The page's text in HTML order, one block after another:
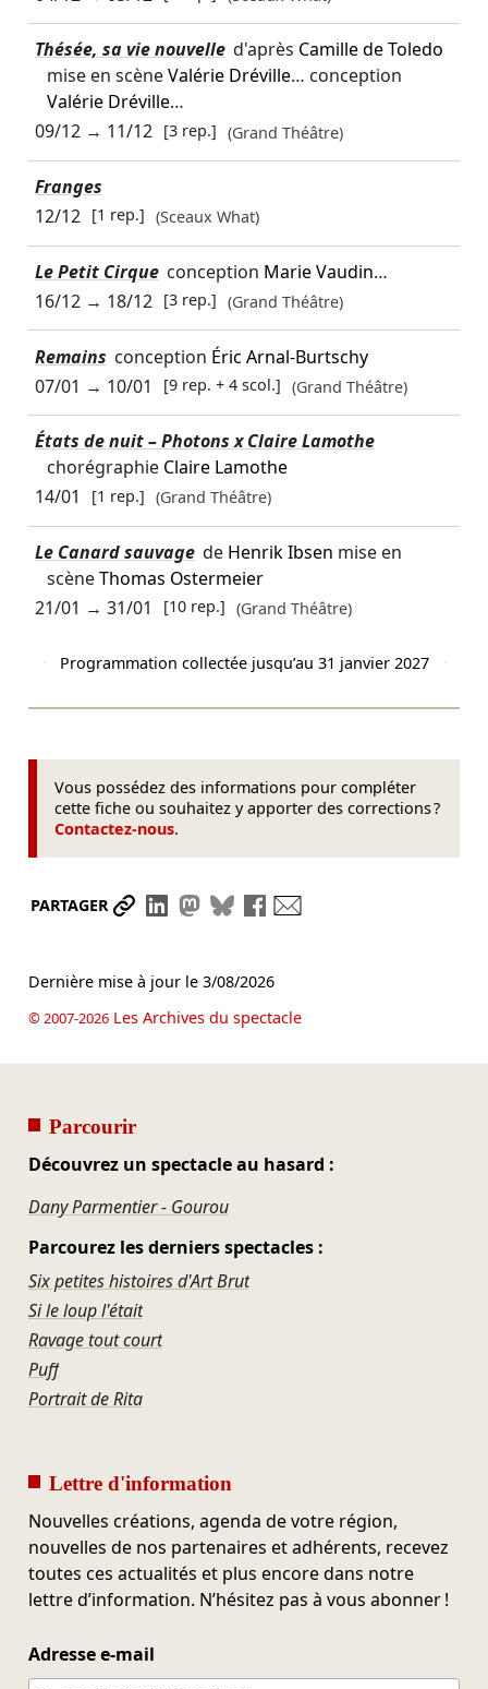
Thésée, sa vie nouvelle d'après Camille de Toledo
mise en scèneValérie Dréville… conception
Valérie Dréville…
09/12→ 11/12 [3 rep.] (Grand Théâtre)
Franges
12/12 [1 rep.] (Sceaux What)
Le Petit Cirque conception Marie Vaudin…
16/12→ 18/12 [3 rep.] (Grand Théâtre)
Remains conception Éric Arnal-Burtschy
07/01 → 10/01 [9 rep. + 4 scol.] (Grand Théâtre)
États de nuit – Photons x Claire Lamothe
chorégraphie Claire Lamothe
14/01
[1 rep.] (Grand Théâtre)
Le Canard sauvage de Henrik Ibsen mise en
scèneThomas Ostermeier
21/01 → 31/01 [10 rep.] (Grand Théâtre)
Programmation collectée jusqu’au 31 janvier 2027
Vous possédez des informations pour compléter
cette fiche ou souhaitez y apporter des corrections ?
Contactez-nous.
PARTAGER Partager le lien
Partager sur LinkedIn
Partager sur Mastodon
Partager sur Bluesky
Partager sur Facebook
Dernière mise à jour le 3/08/2026
© 2007-2026Les Archives du spectacle
Parcourir
Découvrez un spectacle au hasard :
Dany Parmentier - Gourou
Parcourez les derniers spectacles :
Six petites histoires d'Art Brut
Si le loup l'était
Ravage tout court
Puff
Portrait de Rita
Lettre d'information
Nouvelles créations, agenda de votre région,
nouvelles de nos partenaires et adhérents, recevez
toutes ces actualités et plus encore dans notre
lettre d’information. N’hésitez pas à vous abonner !
Adresse e-mail